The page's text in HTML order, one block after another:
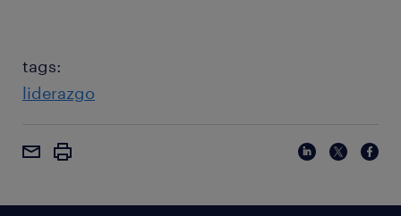
tags:
liderazgo